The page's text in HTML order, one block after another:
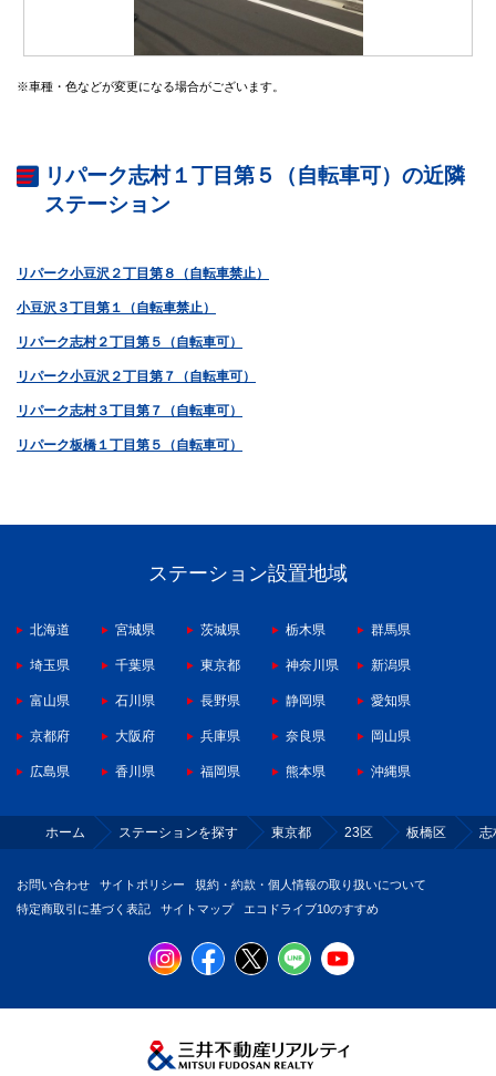
※車種・色などが変更になる場合がございます。
リパーク志村１丁目第５（自転車可）の近隣
ステーション
リパーク小豆沢２丁目第８（自転車禁止）
小豆沢３丁目第１（自転車禁止）
リパーク志村２丁目第５（自転車可）
リパーク小豆沢２丁目第７（自転車可）
リパーク志村３丁目第７（自転車可）
リパーク板橋１丁目第５（自転車可）
ステーション設置地域
北海道 宮城県 茨城県 栃木県 群馬県
埼玉県 千葉県 東京都 神奈川県 新潟県
富山県 石川県 長野県 静岡県 愛知県
京都府 大阪府 兵庫県 奈良県 岡山県
広島県 香川県 福岡県 熊本県 沖縄県
ホーム ステーションを探す 東京都 23区 板橋区 志
お問い合わせ サイトポリシー
規約・約款・個人情報の取り扱いについて
特定商取引に基づく表記
サイトマップ エコドライブ10のすすめ